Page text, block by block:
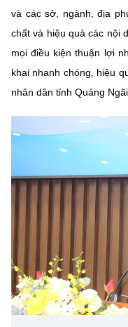
và các sở, ngành, địa
chất và hiệu quả các nội
mọi điều kiện thuận lợi
khai nhanh chóng, hiệu
nhân dân tỉnh Quảng